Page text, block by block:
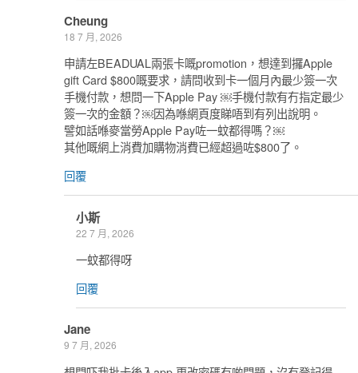
Cheung
18 7 月, 2026
申請左BEADUAL兩張卡嘅promotion，想達到攞Apple
gift Card $800嘅要求，請問收到卡一個月內最少簽一次
手機付款，想問一下Apple Pay ￼手機付款有冇指定最少
簽一次的金額？￼因為喺網頁度睇唔到有列出說明。
譬如話喺麥當勞Apple Pay咗一蚊都得嗎？￼
其他嘅網上消費加購物消費已經超過咗$800了。
回覆
小斯
22 7 月, 2026
一蚊都得呀
回覆
Jane
9 7 月, 2026